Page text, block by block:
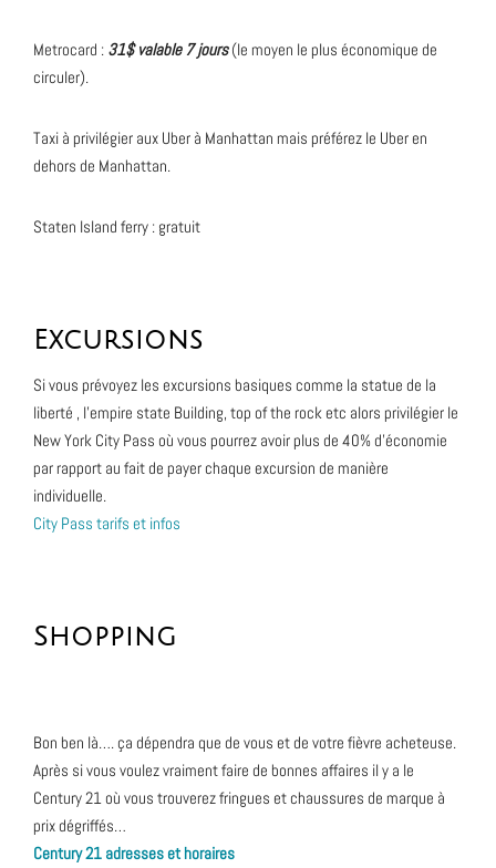
Metrocard : 31$ valable 7 jours(le moyen le plus économique de
circuler).
Taxi à privilégier aux Uber à Manhattan mais préférez le Uber en
dehors de Manhattan.
Staten Island ferry : gratuit
Excursions
Si vous prévoyez les excursions basiques comme la statue de la
liberté , l’empire state Building, top of the rock etc alors privilégier le
New York City Pass où vous pourrez avoir plus de 40% d’économie
par rapport au fait de payer chaque excursion de manière
individuelle.
City Pass tarifs et infos
Shopping
Bon ben là…. ça dépendra que de vous et de votre fièvre acheteuse.
Après si vous voulez vraiment faire de bonnes affaires il y a le
Century 21 où vous trouverez fringues et chaussures de marque à
prix dégriffés…
Century 21 adresses et horaires